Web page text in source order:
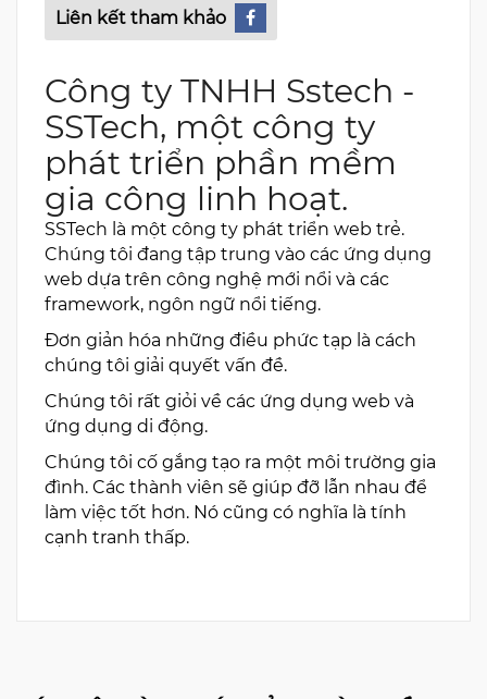
Liên kết tham khảo
Công ty TNHH Sstech -
SSTech, một công ty
phát triển phần mềm
gia công linh hoạt.
SSTech là một công ty phát triển web trẻ.
Chúng tôi đang tập trung vào các ứng dụng
web dựa trên công nghệ mới nổi và các
framework, ngôn ngữ nổi tiếng.
Đơn giản hóa những điều phức tạp là cách
chúng tôi giải quyết vấn đề.
Chúng tôi rất giỏi về các ứng dụng web và
ứng dụng di động.
Chúng tôi cố gắng tạo ra một môi trường gia
đình. Các thành viên sẽ giúp đỡ lẫn nhau để
làm việc tốt hơn. Nó cũng có nghĩa là tính
cạnh tranh thấp.